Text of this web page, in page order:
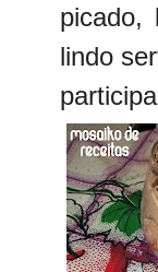
picado,
lindo